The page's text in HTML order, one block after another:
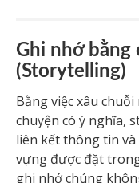
Ghi nhớ bằng
(Storytelling)
Bằng việc xâu
chuyện có ý nghĩa,
liên kết thông tin
vựng được đặt
ghi nhớ chúng